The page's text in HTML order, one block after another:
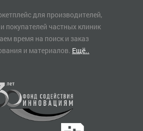
для производителей,
покупателей частных клиник
время на поиск и заказ
и материалов. Ещё..